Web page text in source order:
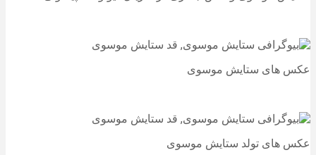
عکس های ستایش موسوی
عکس های تولد ستایش موسوی